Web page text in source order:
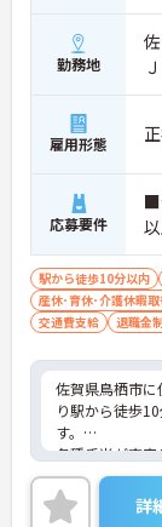
勤務地
雇用形態
応募要件
■
駅から徒歩10分以内
産休･育休･介護休暇
交通費支給
退職金
佐賀県鳥栖市
り駅から徒歩
す。
各種手当が充
っています。
残業が少なめで
にしていただけ
詳